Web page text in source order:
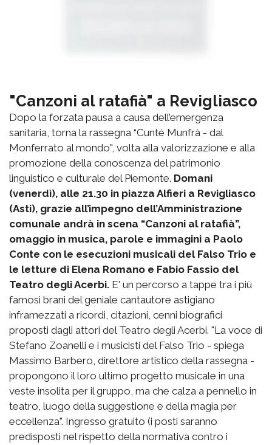
"Canzoni al ratafià" a Revigliasco
Dopo la forzata pausa a causa dell’emergenza
sanitaria, torna la rassegna “Cunté Munfrà - dal
Monferrato al mondo", volta alla valorizzazione e alla
promozione della conoscenza del patrimonio
linguistico e culturale del Piemonte. Domani
(venerdì), alle 21.30 in piazza Alfieri a Revigliasco
(Asti), grazie all’impegno dell’Amministrazione
comunale andrà in scena “Canzoni al ratafià”,
omaggio in musica, parole e immagini a Paolo
Conte con le esecuzioni musicali del Falso Trio e
le letture di Elena Romano e Fabio Fassio del
Teatro degli Acerbi. E' un percorso a tappe tra i più
famosi brani del geniale cantautore astigiano
inframezzati a ricordi, citazioni, cenni biografici
proposti dagli attori del Teatro degli Acerbi. "La voce di
Stefano Zoanelli e i musicisti del Falso Trio - spiega
Massimo Barbero, direttore artistico della rassegna -
propongono il loro ultimo progetto musicale in una
veste insolita per il gruppo, ma che calza a pennello in
teatro, luogo della suggestione e della magia per
eccellenza". Ingresso gratuito (i posti saranno
predisposti nel rispetto della normativa contro i